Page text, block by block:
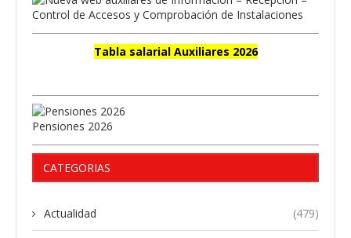
Tabla salarial Auxiliares 2026
Pensiones 2026
CATEGORIAS
Actualidad (479)